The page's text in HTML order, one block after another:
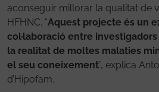
aconseguir millorar la qualitat de
HFHNC. “Aquest projecte és un
col·laboració entre
la realitat de moltes malaties
el seu coneixement”, explica
d’Hipofam.